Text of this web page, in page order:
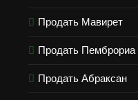
Продать Мавирет
Продать Пемброриа
Продать Абраксан